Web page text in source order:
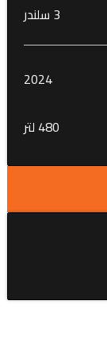
3 سلندر
2024
480 لتر